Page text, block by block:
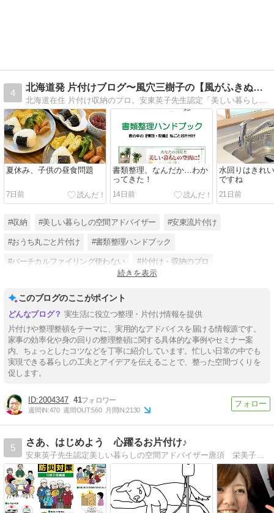
4
北海道発 片付けブログ〜風穴三樹子の【風がふきぬける家】
北海道在住 片付け収納のプロ。安東英子先生認定「美しい暮らしの空間アドバイザー」。札幌・道央をはじめ北海道全域お片付けに伺います。【書類整理ハンドブック】で一生悩まない書類整理をアドバイス。
夏休み、子供の昼食問題
7日前
書類整理、なんだか…わか
ってきた！
14日前
水回りはきれ
ですね
21日前
#収納 #美しい暮らしの空間アドバイザー #安東流片付け
#おうち丸ごと片付け #書類整理ハンドブック
#バーチカルファイリング使わない #片付け・収納のプロ
#子供部屋の片付け #家具配置をアドバイス
続きを表示
このブログのここがポイント
実生活に役立つ整理・片付け情報を提供
片付けや整理整頓をテーマに、実用的なアドバイスを届ける情報源です。
家事の効率化や身の回りの整理整頓に関する具体的な事例やセミナー案
内、ちょっとしたコツなどを丁寧に紹介しています。忙しい日常の中でも
実現できる暮らしの工夫とアイデアを伝えることで、整った空間づくりを
促します。
2004347 41
週間IN:470 週間OUT:560 月間IN:2130
5
さあ、はじめよう 心躍るお片付け♪